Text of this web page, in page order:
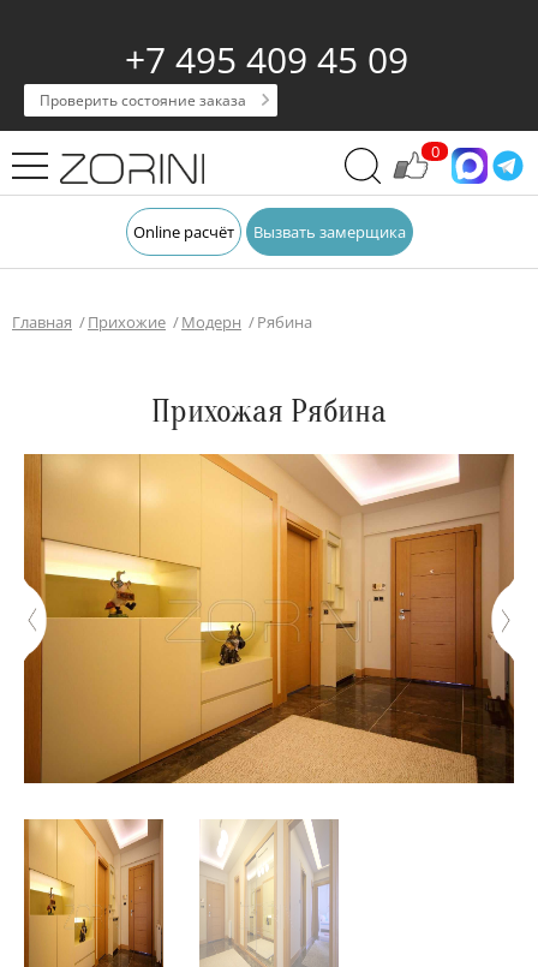
+7 495 409 45 09
Проверить состояние заказа
0
Online расчёт Вызвать замерщика
Главная Прихожие Модерн Рябина
Прихожая Рябина